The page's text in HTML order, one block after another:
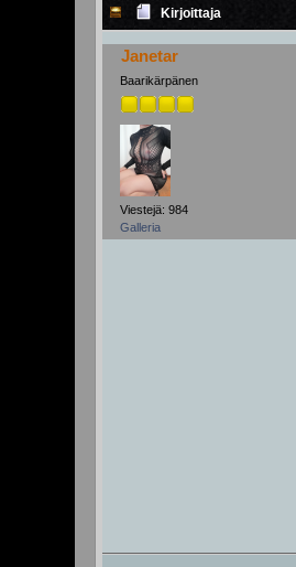
Kirjoittaja
Janetar
Baarikärpänen
Viestejä: 984
Galleria